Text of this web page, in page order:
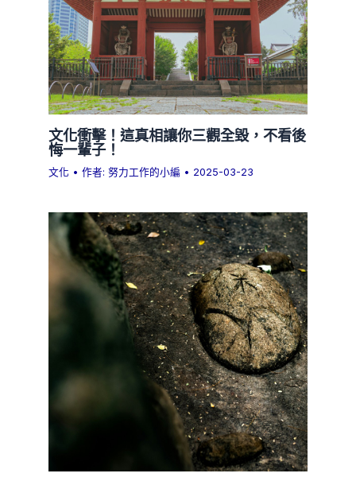
文化衝擊！這真相讓你三觀全毀，不看後
悔一輩子！
文化 • 作者:努力工作的小編 • 2025-03-23